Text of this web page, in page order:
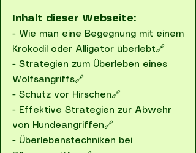
Inhalt dieser Webseite:
- Wie man eine Begegnung mit einem
Krokodil oder Alligator überlebt🔗
- Strategien zum Überleben eines
Wolfsangriffs🔗
- Schutz vor Hirschen🔗
- Effektive Strategien zur Abwehr
von Hundeangriffen🔗
- Überlebenstechniken bei